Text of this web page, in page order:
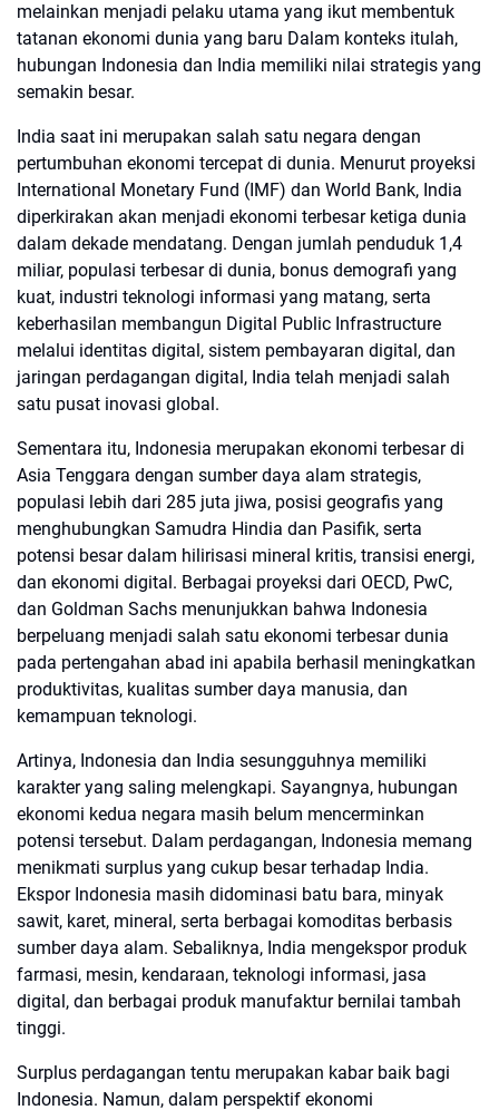
melainkan menjadi pelaku utama yang ikut membentuk
tatanan ekonomi dunia yang baru Dalam konteks itulah,
hubungan Indonesia dan India memiliki nilai strategis yang
semakin besar.
India saat ini merupakan salah satu negara dengan
pertumbuhan ekonomi tercepat di dunia. Menurut proyeksi
International Monetary Fund (IMF) dan World Bank, India
diperkirakan akan menjadi ekonomi terbesar ketiga dunia
dalam dekade mendatang. Dengan jumlah penduduk 1,4
miliar, populasi terbesar di dunia, bonus demografi yang
kuat, industri teknologi informasi yang matang, serta
keberhasilan membangun Digital Public Infrastructure
melalui identitas digital, sistem pembayaran digital, dan
jaringan perdagangan digital, India telah menjadi salah
satu pusat inovasi global.
Sementara itu, Indonesia merupakan ekonomi terbesar di
Asia Tenggara dengan sumber daya alam strategis,
populasi lebih dari 285 juta jiwa, posisi geografis yang
menghubungkan Samudra Hindia dan Pasifik, serta
potensi besar dalam hilirisasi mineral kritis, transisi energi,
dan ekonomi digital. Berbagai proyeksi dari OECD, PwC,
dan Goldman Sachs menunjukkan bahwa Indonesia
berpeluang menjadi salah satu ekonomi terbesar dunia
pada pertengahan abad ini apabila berhasil meningkatkan
produktivitas, kualitas sumber daya manusia, dan
kemampuan teknologi.
Artinya, Indonesia dan India sesungguhnya memiliki
karakter yang saling melengkapi. Sayangnya, hubungan
ekonomi kedua negara masih belum mencerminkan
potensi tersebut. Dalam perdagangan, Indonesia memang
menikmati surplus yang cukup besar terhadap India.
Ekspor Indonesia masih didominasi batu bara, minyak
sawit, karet, mineral, serta berbagai komoditas berbasis
sumber daya alam. Sebaliknya, India mengekspor produk
farmasi, mesin, kendaraan, teknologi informasi, jasa
digital, dan berbagai produk manufaktur bernilai tambah
tinggi.
Surplus perdagangan tentu merupakan kabar baik bagi
Indonesia. Namun, dalam perspektif ekonomi